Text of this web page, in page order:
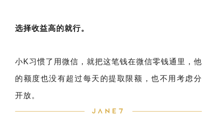
选择收益高的就行。
小K习惯了用微信，就把这笔钱在微信零钱通里，他
的额度也没有超过每天的提取限额，也不用考虑分
开放。